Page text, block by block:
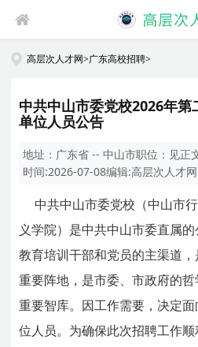
高层次人才网>广东高校招聘>
中共中山市委党校2026年
单位人员公告
地址： 广东省 -- 中山市职位： 见正
时间:2026-07-08编辑:高层次人才网
中共中山市委党校（中山市
义学院）是中共中山市委直属
教育培训干部和党员的主渠道
重要阵地，是市委、市政府的
重要智库。因工作需要，决定
位人员。为确保此次招聘工作